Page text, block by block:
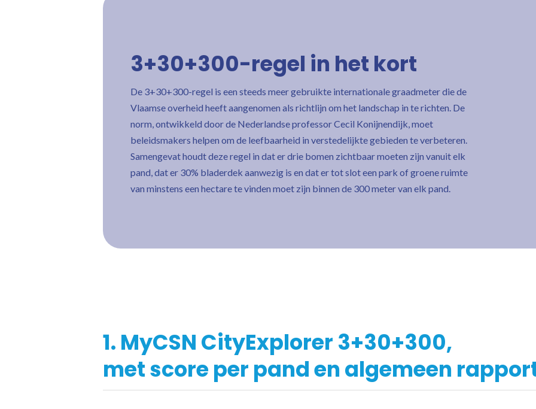
3+30+300-regel in het kort
De 3+30+300-regel is een steeds meer gebruikte internationale graadmeter die de
Vlaamse overheid heeft aangenomen als richtlijn om het landschap in te richten. De
norm, ontwikkeld door de Nederlandse professor Cecil Konijnendijk, moet
beleidsmakers helpen om de leefbaarheid in verstedelijkte gebieden te verbeteren.
Samengevat houdt deze regel in dat er drie bomen zichtbaar moeten zijn vanuit elk
pand, dat er 30% bladerdek aanwezig is en dat er tot slot een park of groene ruimte
van minstens een hectare te vinden moet zijn binnen de 300 meter van elk pand.
1. MyCSN CityExplorer 3+30+300,
met score per pand en algemeen